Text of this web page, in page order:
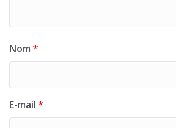
Nom *
E-mail *